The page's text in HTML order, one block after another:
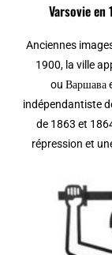
Varsovie en
Anciennes
1900, la ville
ou Варшава
indépendantiste
de 1863 et
répression et